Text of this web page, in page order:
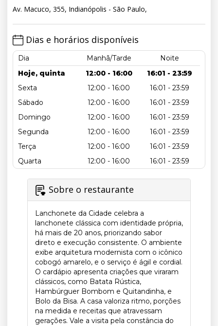
Av. Macuco, 355, Indianópolis - São Paulo,
Dias e horários disponíveis
Dia Manhã/Tarde
Noite
Hoje, quinta
12:00 - 16:00
16:01 - 23:59
Sexta
12:00 - 16:00
16:01 - 23:59
Sábado
12:00 - 16:00
16:01 - 23:59
Domingo
12:00 - 16:00
16:01 - 23:59
Segunda
12:00 - 16:00
16:01 - 23:59
Terça
12:00 - 16:00
16:01 - 23:59
Quarta
12:00 - 16:00 16:01 - 23:59
Sobre o restaurante
Lanchonete da Cidade celebra a
lanchonete clássica com identidade própria,
há mais de 20 anos, priorizando sabor
direto e execução consistente. O ambiente
exibe arquitetura modernista com o icônico
cobogó amarelo, e o serviço é ágil e cordial.
O cardápio apresenta criações que viraram
clássicos, como Batata Rústica,
Hambúrguer Bombom e Quitandinha, e
Bolo da Bisa. A casa valoriza ritmo, porções
na medida e receitas que atravessam
gerações. Vale a visita pela constância do